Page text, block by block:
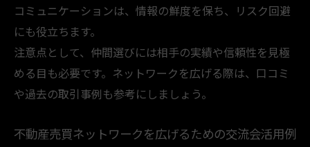
コミュニケーションは、情報の鮮度を保ち、リスク回避
にも役立ちます。
注意点として、仲間選びには相手の実績や信頼性を見極
める目も必要です。ネットワークを広げる際は、口コミ
や過去の取引事例も参考にしましょう。
不動産売買ネットワークを広げるための交流会活用例